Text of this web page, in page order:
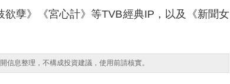
欲孽》《宮心計》等TVB經典IP，以及《新聞女
信息整理，不構成投資建議，使用前請核實。